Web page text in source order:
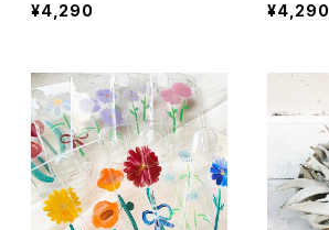
¥4,290
¥4,290